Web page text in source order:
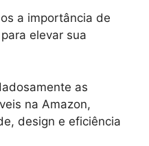
a importância de
elevar sua
as
na Amazon,
design e eficiência